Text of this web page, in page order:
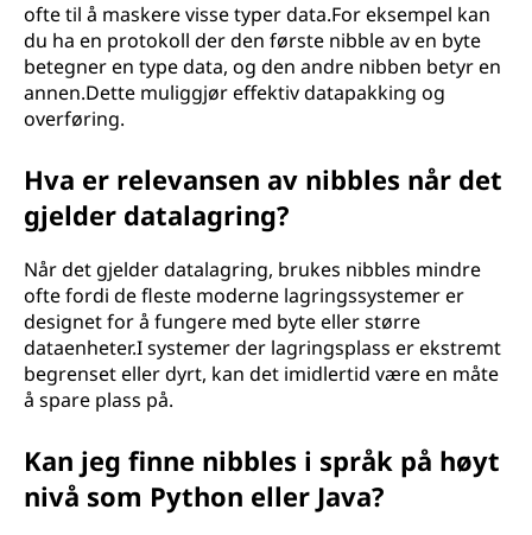
ofte til å maskere visse typer data.For eksempel kan
du ha en protokoll der den første nibble av en byte
betegner en type data, og den andre nibben betyr en
annen.Dette muliggjør effektiv datapakking og
overføring.
Hva er relevansen av nibbles når det
gjelder datalagring?
Når det gjelder datalagring, brukes nibbles mindre
ofte fordi de fleste moderne lagringssystemer er
designet for å fungere med byte eller større
dataenheter.I systemer der lagringsplass er ekstremt
begrenset eller dyrt, kan det imidlertid være en måte
å spare plass på.
Kan jeg finne nibbles i språk på høyt
nivå som Python eller Java?